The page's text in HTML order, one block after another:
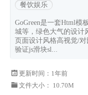
餐饮娱乐
GoGreen是一套Html模
城等，绿色大气的设计
页面设计风格高视觉/
验证js滑块sl...
更新时间： 1年前
文件大小： 10.70M